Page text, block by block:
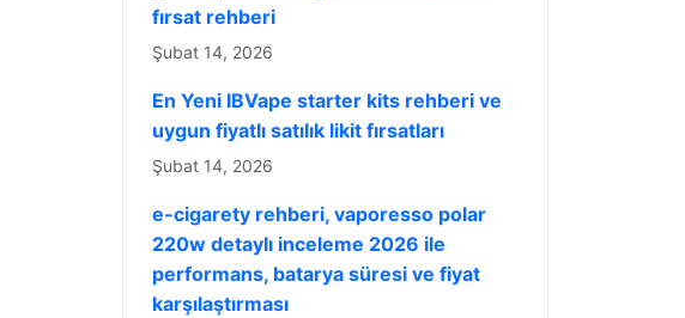
fırsat rehberi
Şubat 14, 2026
En Yeni IBVape starter kits rehberi ve
uygun fiyatlı satılık likit fırsatları
Şubat 14, 2026
e-cigarety rehberi, vaporesso polar
220w detaylı inceleme 2026 ile
performans, batarya süresi ve fiyat
karşılaştırması